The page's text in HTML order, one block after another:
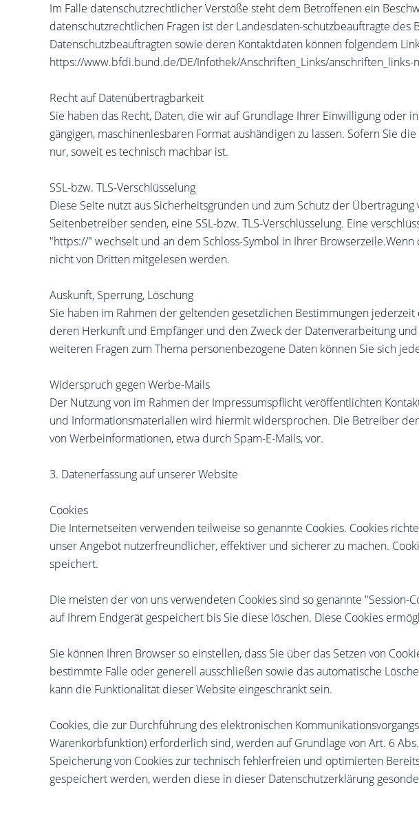
Im Falle datenschutzrechtlicher Verstöße steht dem Betroffenen ein
datenschutzrechtlichen Fragen ist der Landesdaten-schutzbeauftragte
Datenschutzbeauftragten sowie deren Kontaktdaten können folgendem
https://www.bfdi.bund.de/DE/Infothek/Anschriften_Links/anschriften_links-
Recht auf Datenübertragbarkeit
Sie haben das Recht, Daten, die wir auf Grundlage Ihrer Einwilligung
gängigen, maschinenlesbaren Format aushändigen zu lassen. Sofern Sie
nur, soweit es technisch machbar ist.
SSL-bzw. TLS-Verschlüsselung
Diese Seite nutzt aus Sicherheitsgründen und zum Schutz der
Seitenbetreiber senden, eine SSL-bzw. TLS-Verschlüsselung. Eine
"https://" wechselt und an dem Schloss-Symbol in Ihrer
nicht von Dritten mitgelesen werden.
Auskunft, Sperrung, Löschung
Sie haben im Rahmen der geltenden gesetzlichen Bestimmungen
deren Herkunft und Empfänger und den Zweck der Datenverarbeitung
weiteren Fragen zum Thema personenbezogene Daten können Sie sich
Widerspruch gegen Werbe-Mails
Der Nutzung von im Rahmen der Impressumspflicht veröffentlichten
und Informationsmaterialien wird hiermit widersprochen. Die Betreiber
von Werbeinformationen, etwa durch Spam-E-Mails, vor.
3. Datenerfassung auf unserer Website
Cookies
Die Internetseiten verwenden teilweise so genannte Cookies. Cookies
unser Angebot nutzerfreundlicher, effektiver und sicherer zu machen.
speichert.
Die meisten der von uns verwendeten Cookies sind so genannte
auf Ihrem Endgerät gespeichert bis Sie diese löschen. Diese Cookies
Sie können Ihren Browser so einstellen, dass Sie über das Setzen von
bestimmte Fälle oder generell ausschließen sowie das automatische
kann die Funktionalität dieser Website eingeschränkt sein.
Cookies, die zur Durchführung des elektronischen
Warenkorbfunktion) erforderlich sind, werden auf Grundlage von Art. 6
Speicherung von Cookies zur technisch fehlerfreien und optimierten
gespeichert werden, werden diese in dieser Datenschutzerklärung